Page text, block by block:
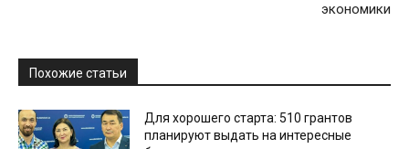
экономики
Похожие статьи
Для хорошего старта: 510 грантов
планируют выдать на интересные